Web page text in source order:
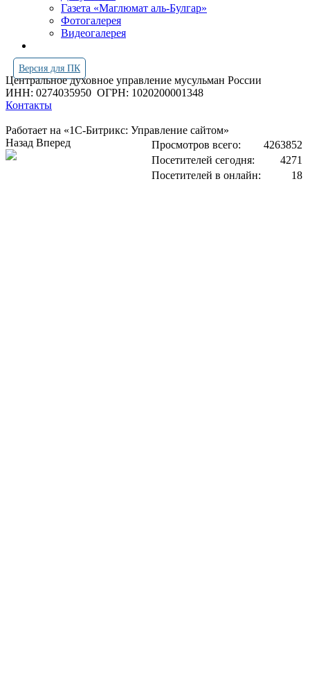
Газета «Маглюмат аль-Булгар»
Фотогалерея
Видеогалерея
Версия для ПК
Центральное духовное управление мусульман России
ИНН: 0274035950 ОГРН: 1020200001348
Контакты
Работает на «1С-Битрикс: Управление сайтом»
Просмотров всего:
4263852
Посетителей сегодня:
4271
Посетителей в онлайн:
18
Назад Вперед